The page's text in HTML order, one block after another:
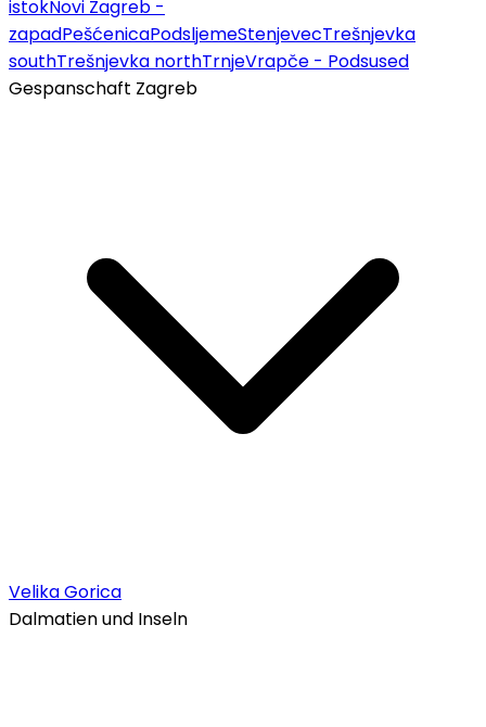
istokNovi Zagreb -
zapadPešćenicaPodsljemeStenjevecTrešnjevka
southTrešnjevka northTrnjeVrapče - Podsused
Gespanschaft Zagreb
Velika Gorica
Dalmatien und Inseln